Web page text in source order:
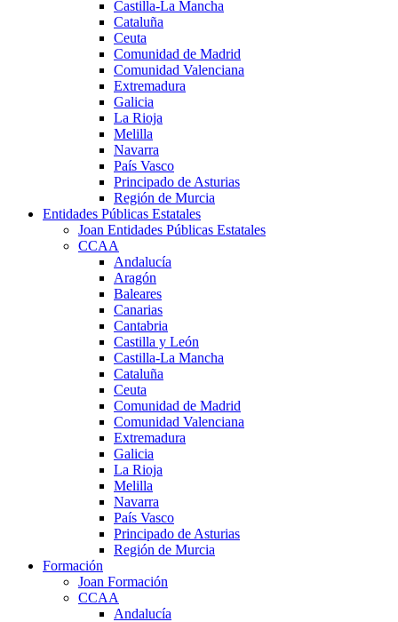
Castilla-La Mancha
Cataluña
Ceuta
Comunidad de Madrid
Comunidad Valenciana
Extremadura
Galicia
La Rioja
Melilla
Navarra
País Vasco
Principado de Asturias
Región de Murcia
Entidades Públicas Estatales
Joan Entidades Públicas Estatales
CCAA
Andalucía
Aragón
Baleares
Canarias
Cantabria
Castilla y León
Castilla-La Mancha
Cataluña
Ceuta
Comunidad de Madrid
Comunidad Valenciana
Extremadura
Galicia
La Rioja
Melilla
Navarra
País Vasco
Principado de Asturias
Región de Murcia
Formación
Joan Formación
CCAA
Andalucía